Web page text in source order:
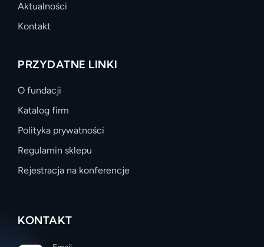
Aktualności
Kontakt
PRZYDATNE LINKI
O fundacji
Katalog firm
Polityka prywatności
Regulamin sklepu
Rejestracja na konferencje
KONTAKT